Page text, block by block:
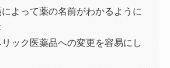
よって薬の名前がわかるように
リック医薬品への変更を容易にし